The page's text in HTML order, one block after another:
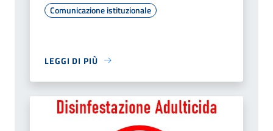
Comunicazione istituzionale
LEGGI DI PIÙ